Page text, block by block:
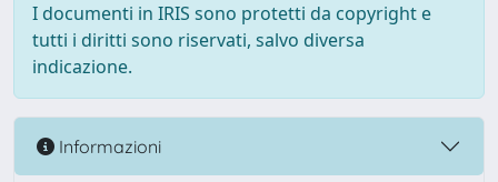
I documenti in IRIS sono protetti da copyright e
tutti i diritti sono riservati, salvo diversa
indicazione.
Informazioni